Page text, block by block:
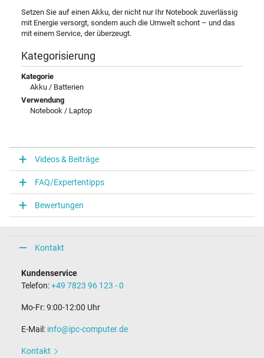
Setzen Sie auf einen Akku, der nicht nur Ihr Notebook zuverlässig
mit Energie versorgt, sondern auch die Umwelt schont – und das
mit einem Service, der überzeugt.
Kategorisierung
Kategorie
Akku / Batterien
Verwendung
Notebook / Laptop
Videos & Beiträge
FAQ/Expertentipps
Bewertungen
Kontakt
Kundenservice
Telefon:+49 7823 96 123 - 0
Mo-Fr: 9:00-12:00 Uhr
E-Mail: info@ipc-computer.de
Kontakt